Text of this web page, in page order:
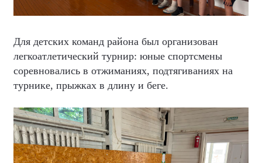
Для детских команд района был организован
легкоатлетический турнир: юные спортсмены
соревновались в отжиманиях, подтягиваниях на
турнике, прыжках в длину и беге.